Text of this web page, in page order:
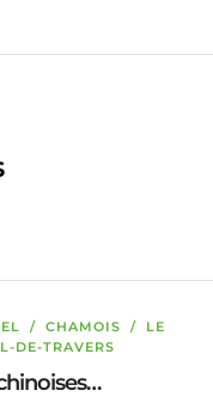
/ CHAMOIS / LE
DE-TRAVERS